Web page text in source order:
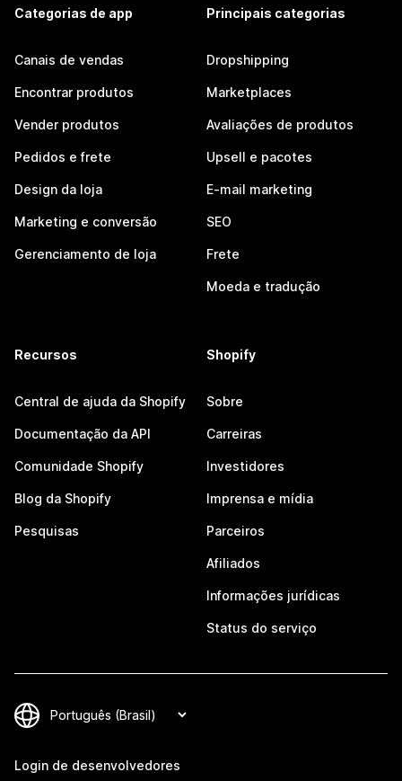
Categorias de app
Canais de vendas
Encontrar produtos
Vender produtos
Pedidos e frete
Design da loja
Marketing e conversão
Gerenciamento de loja
Principais categorias
Dropshipping
Marketplaces
Avaliações de produtos
Upsell e pacotes
E-mail marketing
SEO
Frete
Moeda e tradução
Recursos
Central de ajuda da Shopify
Documentação da API
Comunidade Shopify
Blog da Shopify
Pesquisas
Shopify
Sobre
Carreiras
Investidores
Imprensa e mídia
Parceiros
Afiliados
Informações jurídicas
Status do serviço
Login de desenvolvedores